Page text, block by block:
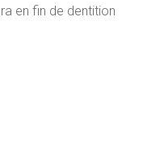
en fin de dentition